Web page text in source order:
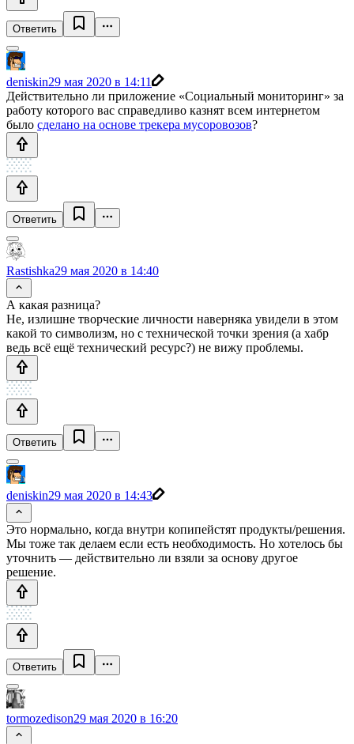
Ответить
deniskin29 мая 2020 в 14:11
Действительно ли приложение «Социальный мониторинг» за
работу которого вас справедливо казнят всем интернетом
было сделано на основе трекера мусоровозов?
Ответить
Rastishka29 мая 2020 в 14:40
А какая разница?
Не, излишне творческие личности наверняка увидели в этом
какой то символизм, но с технической точки зрения (а хабр
ведь всё ещё технический ресурс?) не вижу проблемы.
Ответить
deniskin29 мая 2020 в 14:43
Это нормально, когда внутри копипейстят продукты/решения.
Мы тоже так делаем если есть необходимость. Но хотелось бы
уточнить — действительно ли взяли за основу другое
решение.
Ответить
tormozedison29 мая 2020 в 16:20